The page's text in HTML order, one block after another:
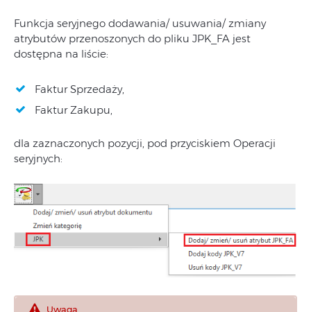
Funkcja seryjnego dodawania/ usuwania/ zmiany
atrybutów przenoszonych do pliku JPK_FA jest
dostępna na liście:
Faktur Sprzedaży,
Faktur Zakupu,
dla zaznaczonych pozycji, pod przyciskiem Operacji
seryjnych:
Uwaga